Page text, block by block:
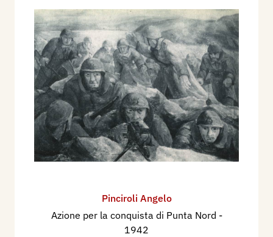
Pinciroli Angelo
Azione per la conquista di Punta Nord -
1942